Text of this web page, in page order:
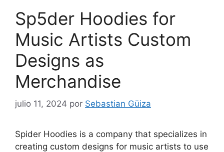
Sp5der Hoodies for
Music Artists Custom
Designs as
Merchandise
julio 11, 2024 por Sebastian Güiza
Spider Hoodies is a company that specializes in
creating custom designs for music artists to use